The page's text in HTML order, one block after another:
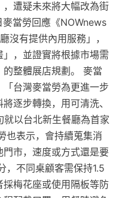
遭疑未來將大幅改為街
當勞回應《NOWnews
沒有提供內用服務」，
，並證實將根據市場需
整體展店規劃。 麥當
台灣麥當勞為更進一步
逐步轉換，用可清洗、
以台北新生餐廳為首家
也表示，會持續蒐集消
市，速度或方式還是要
，不同桌顧客需保持1.5
梅花座或使用隔板等防